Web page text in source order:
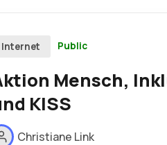
Internet Public
Mensch,
KISS
Christiane Link